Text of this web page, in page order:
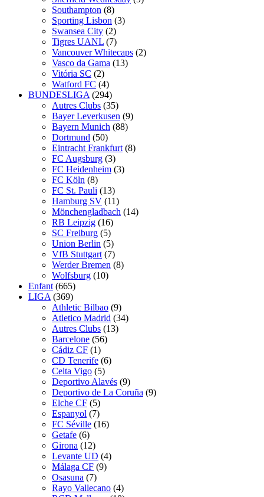
Southampton (8)
Sporting Lisbon (3)
Swansea City (2)
Tigres UANL (7)
Vancouver Whitecaps (2)
Vasco da Gama (13)
Vitória SC (2)
Watford FC (4)
BUNDESLIGA (294)
Autres Clubs (35)
Bayer Leverkusen (9)
Bayern Munich (88)
Dortmund (50)
Eintracht Frankfurt (8)
FC Augsburg (3)
FC Heidenheim (3)
FC Köln (8)
FC St. Pauli (13)
Hamburg SV (11)
Mönchengladbach (14)
RB Leipzig (16)
SC Freiburg (5)
Union Berlin (5)
VfB Stuttgart (7)
Werder Bremen (8)
Wolfsburg (10)
Enfant (665)
LIGA (369)
Athletic Bilbao (9)
Atletico Madrid (34)
Autres Clubs (13)
Barcelone (56)
Cádiz CF (1)
CD Tenerife (6)
Celta Vigo (5)
Deportivo Alavés (9)
Deportivo de La Coruña (9)
Elche CF (5)
Espanyol (7)
FC Séville (16)
Getafe (6)
Girona (12)
Levante UD (4)
Málaga CF (9)
Osasuna (7)
Rayo Vallecano (4)